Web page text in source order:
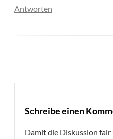
Antworten
Schreibe einen
Damit die Diskussion